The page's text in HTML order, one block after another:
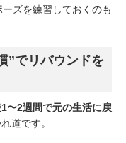
ズを練習しておくのも
”でリバウンドを
1〜2週間で元の生活に戻
道です。